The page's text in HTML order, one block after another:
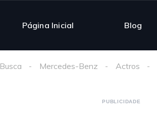
Página Inicial Blog
Busca Mercedes-Benz Actros
PUBLICIDADE